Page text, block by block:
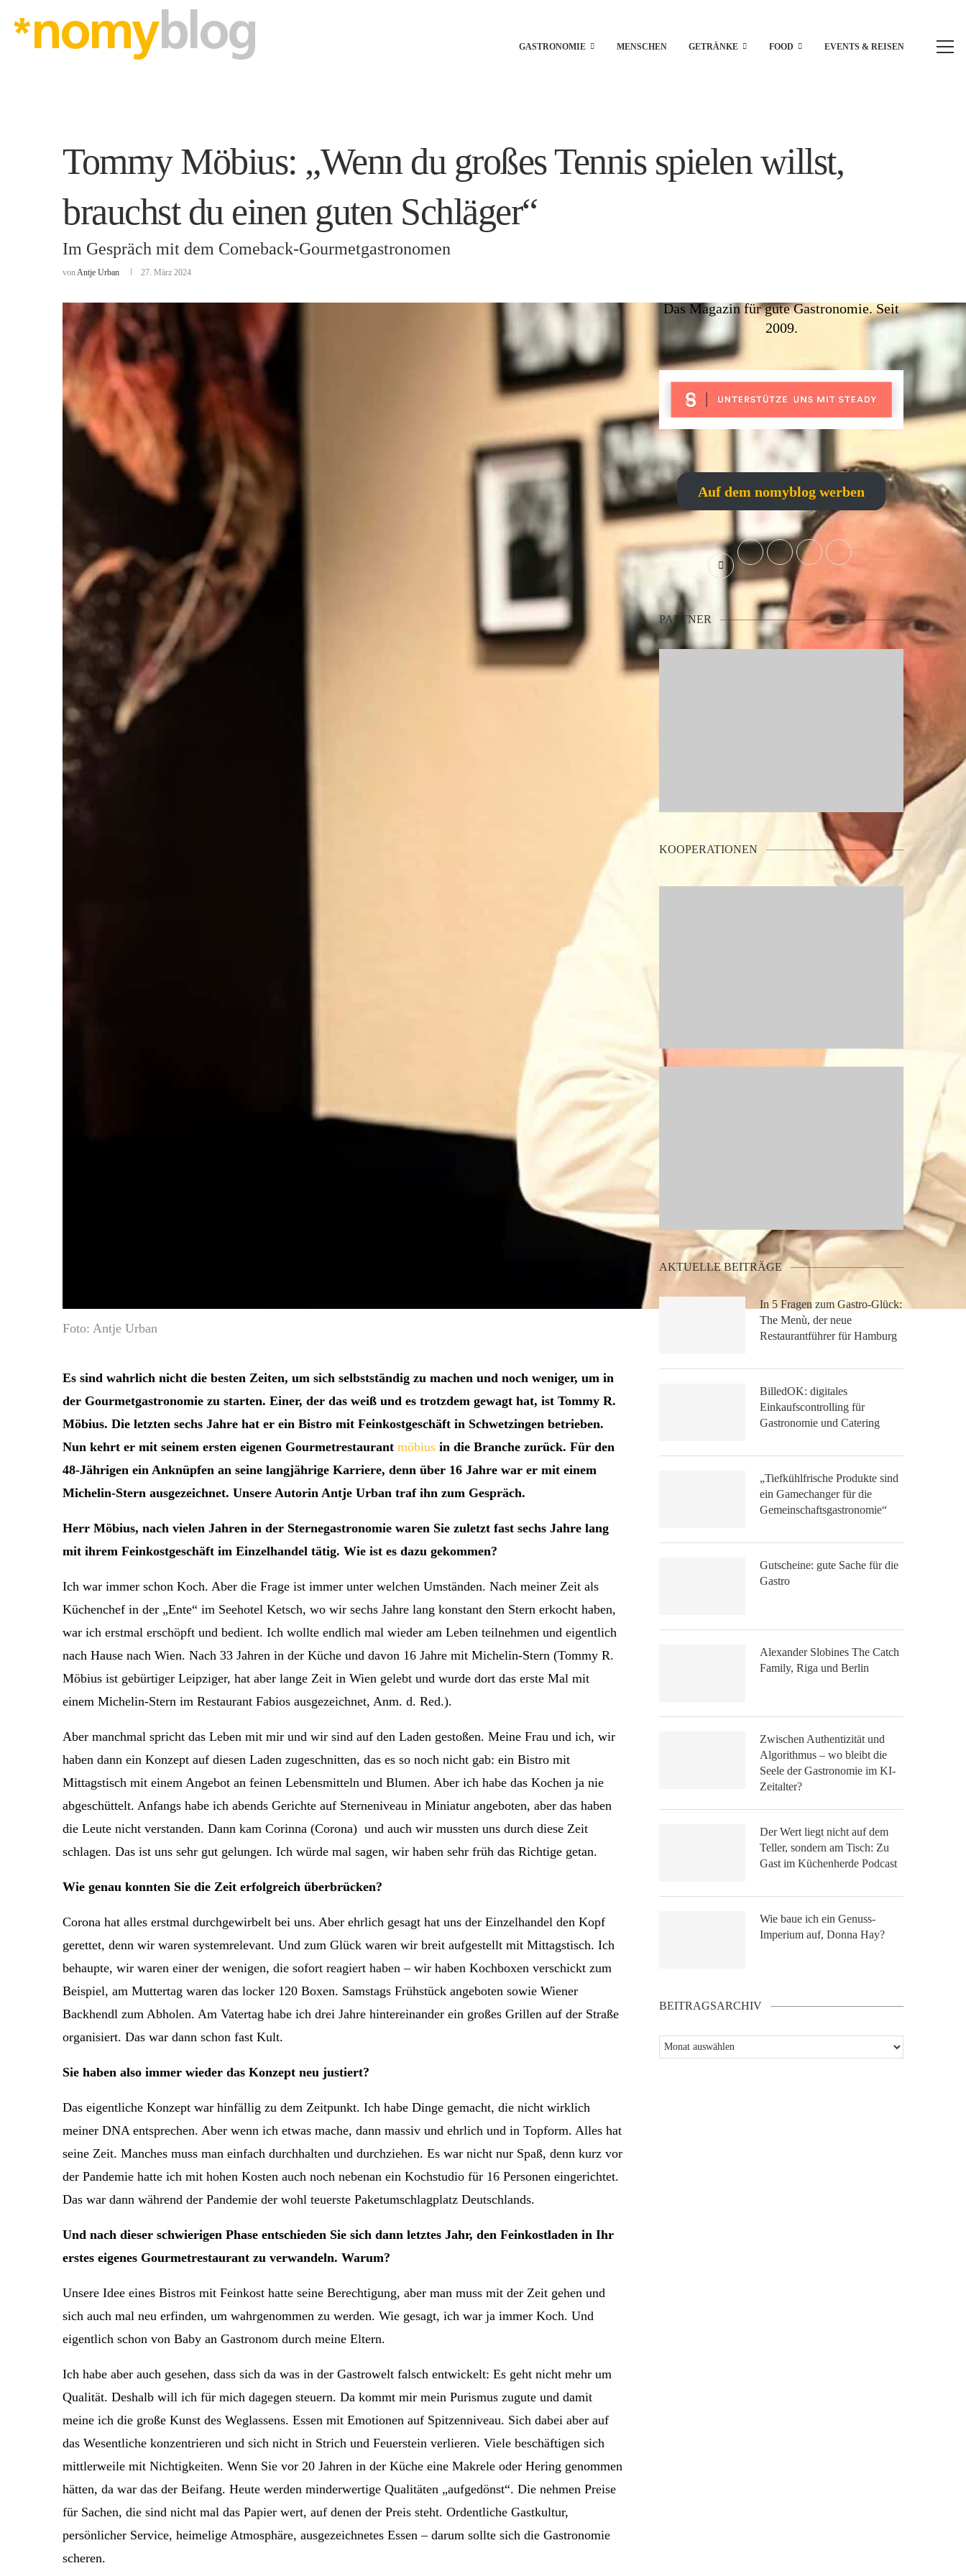
GASTRONOMIE MENSCHEN GETRÄNKE FOOD EVENTS & REISEN
Tommy Möbius: „Wenn du großes Tennis spielen willst,
brauchst du einen guten Schläger“
Im Gespräch mit dem Comeback-Gourmetgastronomen
vonAntje Urban 27. März 2024
Foto: Antje Urban
Es sind wahrlich nicht die besten Zeiten, um sich selbstständig zu machen und noch weniger, um in
der Gourmetgastronomie zu starten. Einer, der das weiß und es trotzdem gewagt hat, ist Tommy R.
Möbius. Die letzten sechs Jahre hat er ein Bistro mit Feinkostgeschäft in Schwetzingen betrieben.
Nun kehrt er mit seinem ersten eigenen Gourmetrestaurant möbius in die Branche zurück. Für den
48-Jährigen ein Anknüpfen an seine langjährige Karriere, denn über 16 Jahre war er mit einem
Michelin-Stern ausgezeichnet. Unsere Autorin Antje Urban traf ihn zum Gespräch.
Herr Möbius, nach vielen Jahren in der Sternegastronomie waren Sie zuletzt fast sechs Jahre lang
mit ihrem Feinkostgeschäft im Einzelhandel tätig. Wie ist es dazu gekommen?
Ich war immer schon Koch. Aber die Frage ist immer unter welchen Umständen. Nach meiner Zeit als
Küchenchef in der „Ente“ im Seehotel Ketsch, wo wir sechs Jahre lang konstant den Stern erkocht haben,
war ich erstmal erschöpft und bedient. Ich wollte endlich mal wieder am Leben teilnehmen und eigentlich
nach Hause nach Wien. Nach 33 Jahren in der Küche und davon 16 Jahre mit Michelin-Stern (Tommy R.
Möbius ist gebürtiger Leipziger, hat aber lange Zeit in Wien gelebt und wurde dort das erste Mal mit
einem Michelin-Stern im Restaurant Fabios ausgezeichnet, Anm. d. Red.).
Aber manchmal spricht das Leben mit mir und wir sind auf den Laden gestoßen. Meine Frau und ich, wir
haben dann ein Konzept auf diesen Laden zugeschnitten, das es so noch nicht gab: ein Bistro mit
Mittagstisch mit einem Angebot an feinen Lebensmitteln und Blumen. Aber ich habe das Kochen ja nie
abgeschüttelt. Anfangs habe ich abends Gerichte auf Sterneniveau in Miniatur angeboten, aber das haben
die Leute nicht verstanden. Dann kam Corinna (Corona) und auch wir mussten uns durch diese Zeit
schlagen. Das ist uns sehr gut gelungen. Ich würde mal sagen, wir haben sehr früh das Richtige getan.
Wie genau konnten Sie die Zeit erfolgreich überbrücken?
Corona hat alles erstmal durchgewirbelt bei uns. Aber ehrlich gesagt hat uns der Einzelhandel den Kopf
gerettet, denn wir waren systemrelevant. Und zum Glück waren wir breit aufgestellt mit Mittagstisch. Ich
behaupte, wir waren einer der wenigen, die sofort reagiert haben – wir haben Kochboxen verschickt zum
Beispiel, am Muttertag waren das locker 120 Boxen. Samstags Frühstück angeboten sowie Wiener
Backhendl zum Abholen. Am Vatertag habe ich drei Jahre hintereinander ein großes Grillen auf der Straße
organisiert. Das war dann schon fast Kult.
Sie haben also immer wieder das Konzept neu justiert?
Das eigentliche Konzept war hinfällig zu dem Zeitpunkt. Ich habe Dinge gemacht, die nicht wirklich
meiner DNA entsprechen. Aber wenn ich etwas mache, dann massiv und ehrlich und in Topform. Alles hat
seine Zeit. Manches muss man einfach durchhalten und durchziehen. Es war nicht nur Spaß, denn kurz vor
der Pandemie hatte ich mit hohen Kosten auch noch nebenan ein Kochstudio für 16 Personen eingerichtet.
Das war dann während der Pandemie der wohl teuerste Paketumschlagplatz Deutschlands.
Und nach dieser schwierigen Phase entschieden Sie sich dann letztes Jahr, den Feinkostladen in Ihr
erstes eigenes Gourmetrestaurant zu verwandeln. Warum?
Unsere Idee eines Bistros mit Feinkost hatte seine Berechtigung, aber man muss mit der Zeit gehen und
sich auch mal neu erfinden, um wahrgenommen zu werden. Wie gesagt, ich war ja immer Koch. Und
eigentlich schon von Baby an Gastronom durch meine Eltern.
Ich habe aber auch gesehen, dass sich da was in der Gastrowelt falsch entwickelt: Es geht nicht mehr um
Qualität. Deshalb will ich für mich dagegen steuern. Da kommt mir mein Purismus zugute und damit
meine ich die große Kunst des Weglassens. Essen mit Emotionen auf Spitzenniveau. Sich dabei aber auf
das Wesentliche konzentrieren und sich nicht in Strich und Feuerstein verlieren. Viele beschäftigen sich
mittlerweile mit Nichtigkeiten. Wenn Sie vor 20 Jahren in der Küche eine Makrele oder Hering genommen
hätten, da war das der Beifang. Heute werden minderwertige Qualitäten „aufgedönst“. Die nehmen Preise
für Sachen, die sind nicht mal das Papier wert, auf denen der Preis steht. Ordentliche Gastkultur,
persönlicher Service, heimelige Atmosphäre, ausgezeichnetes Essen – darum sollte sich die Gastronomie
scheren.
Das Magazin für gute Gastronomie. Seit
2009.
Auf dem nomyblog werben
PARTNER
KOOPERATIONEN
AKTUELLE BEITRÄGE
In 5 Fragen zum Gastro-Glück:
The Menù, der neue
Restaurantführer für Hamburg
BilledOK: digitales
Einkaufscontrolling für
Gastronomie und Catering
„Tiefkühlfrische Produkte sind
ein Gamechanger für die
Gemeinschaftsgastronomie“
Gutscheine: gute Sache für die
Gastro
Alexander Slobines The Catch
Family, Riga und Berlin
Zwischen Authentizität und
Algorithmus – wo bleibt die
Seele der Gastronomie im KI-
Zeitalter?
Der Wert liegt nicht auf dem
Teller, sondern am Tisch: Zu
Gast im Küchenherde Podcast
Wie baue ich ein Genuss-
Imperium auf, Donna Hay?
BEITRAGSARCHIV